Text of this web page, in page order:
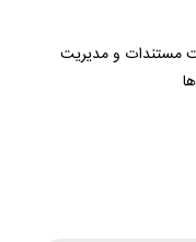
مستندات و مدیریت